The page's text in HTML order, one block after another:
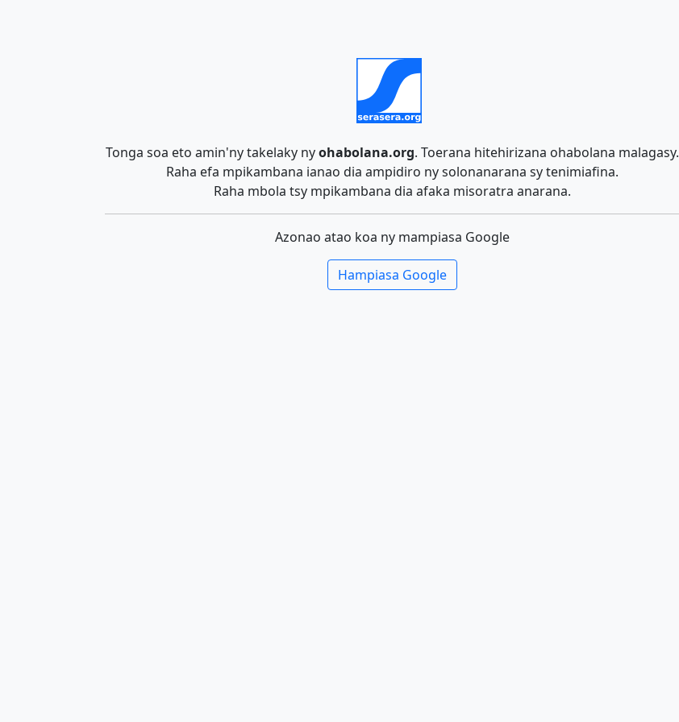
Tonga soa eto amin'ny takelaky nyohabolana.org. Toerana hitehirizana ohabolana malagasy.
Raha efa mpikambana ianao dia ampidiro ny solonanarana sy tenimiafina.
Raha mbola tsy mpikambana dia afaka misoratra anarana.
Azonao atao koa ny mampiasa Google
Hampiasa Google